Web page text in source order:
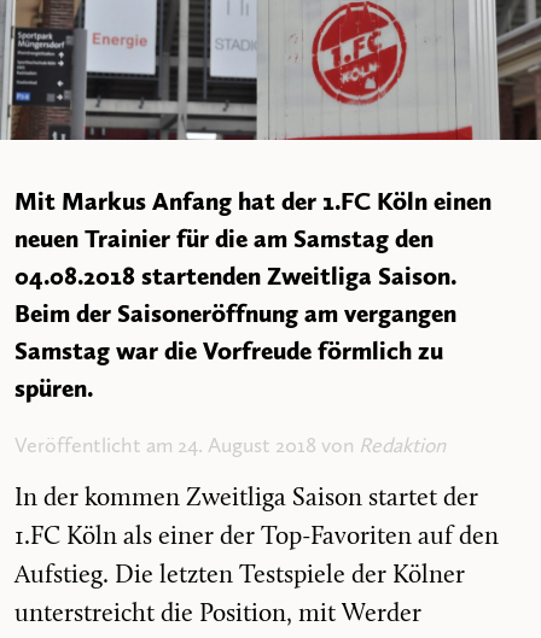
Mit Markus Anfang hat der 1.FC Köln einen
neuen Trainier für die am Samstag den
04.08.2018 startenden Zweitliga Saison.
Beim der Saisoneröffnung am vergangen
Samstag war die Vorfreude förmlich zu
spüren.
Veröffentlicht am 24. August 2018 von Redaktion
In der kommen Zweitliga Saison startet der
1.FC Köln als einer der Top-Favoriten auf den
Aufstieg. Die letzten Testspiele der Kölner
unterstreicht die Position, mit Werder